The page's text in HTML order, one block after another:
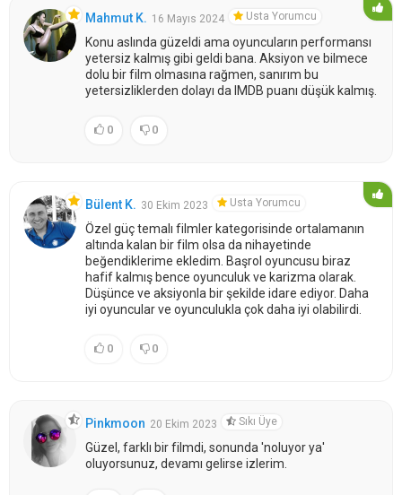
Mahmut K. 16 Mayıs 2024 Usta Yorumcu
Konu aslında güzeldi ama oyuncuların performansı
yetersiz kalmış gibi geldi bana. Aksiyon ve bilmece
dolu bir film olmasına rağmen, sanırım bu
yetersizliklerden dolayı da IMDB puanı düşük kalmış.
0 0
Bülent K. 30 Ekim 2023 Usta Yorumcu
Özel güç temalı filmler kategorisinde ortalamanın
altında kalan bir film olsa da nihayetinde
beğendiklerime ekledim. Başrol oyuncusu biraz
hafif kalmış bence oyunculuk ve karizma olarak.
Düşünce ve aksiyonla bir şekilde idare ediyor. Daha
iyi oyuncular ve oyunculukla çok daha iyi olabilirdi.
0 0
Pinkmoon 20 Ekim 2023 Sıkı Üye
Güzel, farklı bir filmdi, sonunda 'noluyor ya'
oluyorsunuz, devamı gelirse izlerim.